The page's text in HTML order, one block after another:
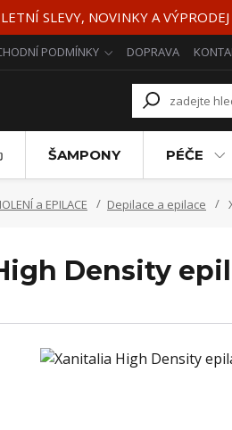
SLEVY, NOVINKY A
PODMÍNKY DOPRAVA
ŠAMPONY PÉČE
a EPILACE Depilace a epilace
Density